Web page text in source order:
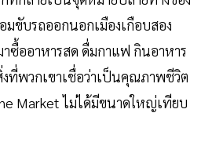
ขับรถออกนอกเมืองเกือบสอง
ซื้ออาหารสด ดื่มกาแฟ กินอาหาร
ที่พวกเขาเชื่อว่าเป็นคุณภาพชีวิต
Market ไม่ได้มีขนาดใหญ่เทียบ